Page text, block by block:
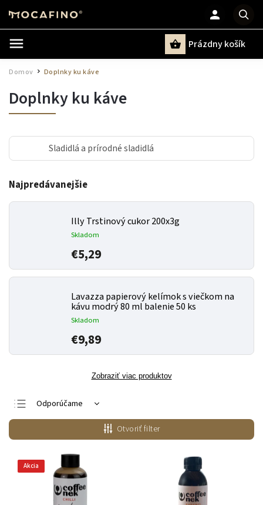
Prázdny košík
Domov Doplnky ku káve
Doplnky ku káve
Sladidlá a prírodné sladidlá
Najpredávanejšie
Illy Trstinový cukor 200x3g
Skladom
€5,29
Lavazza papierový kelímok s viečkom na
kávu modrý 80 ml balenie 50 ks
Skladom
€9,89
Zobraziť viac produktov
Odporúčame
Najlacnejšie
Najdrahšie
Najpredávanejšie
Abecedne
Otvoriť filter
Akcia